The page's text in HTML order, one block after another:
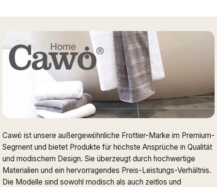
Cawö ist unsere außergewöhnliche Frottier-Marke im Premium-
Segment und bietet Produkte für höchste Ansprüche in Qualität
und modischem Design. Sie überzeugt durch hochwertige
Materialien und ein hervorragendes Preis-Leistungs-Verhältnis.
Die Modelle sind sowohl modisch als auch zeitlos und